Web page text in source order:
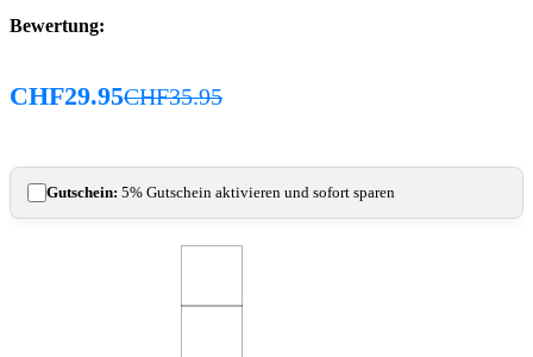
Bewertung:
CHF29.95CHF35.95
Gutschein: 5% Gutschein aktivieren und sofort sparen